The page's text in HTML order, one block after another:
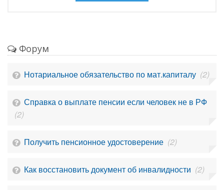
Форум
Нотариальное обязательство по мат.капиталу (2)
Справка о выплате пенсии если человек не в РФ
(2)
Получить пенсионное удостоверение (2)
Как восстановить документ об инвалидности (2)